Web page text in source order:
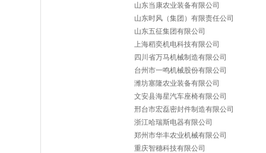
山东当康农业装备有限公司
山东时风（集团）有限责任公司
山东五征集团有限公司
上海稻奕机电科技有限公司
四川省万马机械制造有限公司
台州市一鸣机械股份有限公司
潍坊塞隆农业装备有限公司
文安县海星汽车座椅有限公司
邢台市宏磊密封件制造有限公司
浙江哈瑞斯电器有限公司
郑州市华丰农业机械有限公司
重庆智穗科技有限公司